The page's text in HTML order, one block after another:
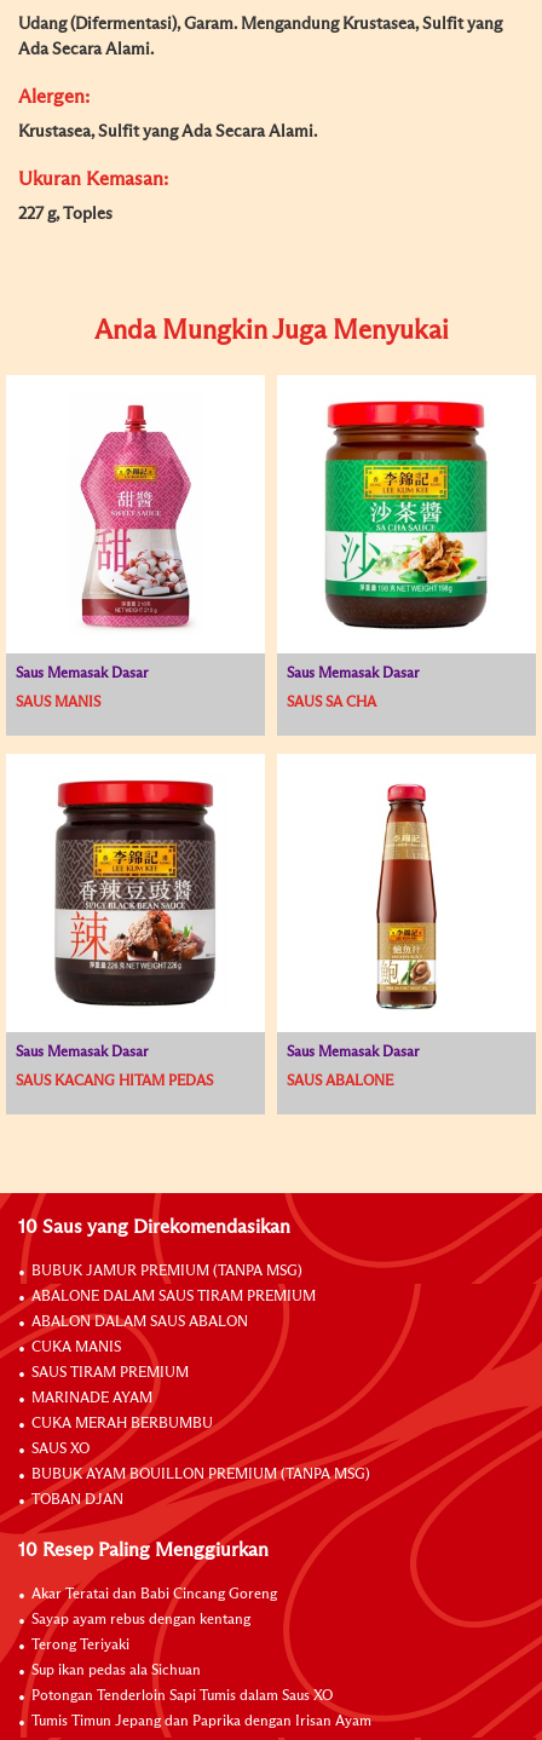
Udang (Difermentasi), Garam. Mengandung Krustasea, Sulfit yang
Ada Secara Alami.
Alergen:
Krustasea, Sulfit yang Ada Secara Alami.
Ukuran Kemasan:
227 g, Toples
Anda Mungkin Juga Menyukai
Saus Memasak Dasar
SAUS MANIS
Saus Memasak Dasar
SAUS SA CHA
Saus Memasak Dasar
SAUS KACANG HITAM PEDAS
Saus Memasak Dasar
SAUS ABALONE
10 Saus yang Direkomendasikan
BUBUK JAMUR PREMIUM (TANPA MSG)
ABALONE DALAM SAUS TIRAM PREMIUM
ABALON DALAM SAUS ABALON
CUKA MANIS
SAUS TIRAM PREMIUM
MARINADE AYAM
CUKA MERAH BERBUMBU
SAUS XO
BUBUK AYAM BOUILLON PREMIUM (TANPA MSG)
TOBAN DJAN
10 Resep Paling Menggiurkan
Akar Teratai dan Babi Cincang Goreng
Sayap ayam rebus dengan kentang
Terong Teriyaki
Sup ikan pedas ala Sichuan
Potongan Tenderloin Sapi Tumis dalam Saus XO
Tumis Timun Jepang dan Paprika dengan Irisan Ayam